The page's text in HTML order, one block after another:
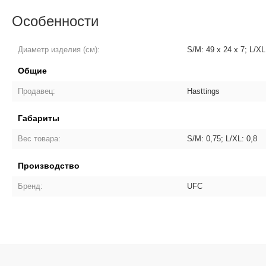
Особенности
Диаметр изделия (см): S/M: 49 x 24 x 7; L/
Общие
Продавец: Hasttings
Габариты
Вес товара: S/M: 0,75; L/XL: 0,8
Производство
Бренд: UFC